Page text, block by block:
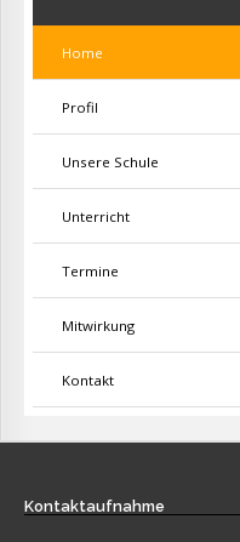
Home
Profil
Unsere Schule
Unterricht
Termine
Mitwirkung
Kontakt
Kontaktaufnahme